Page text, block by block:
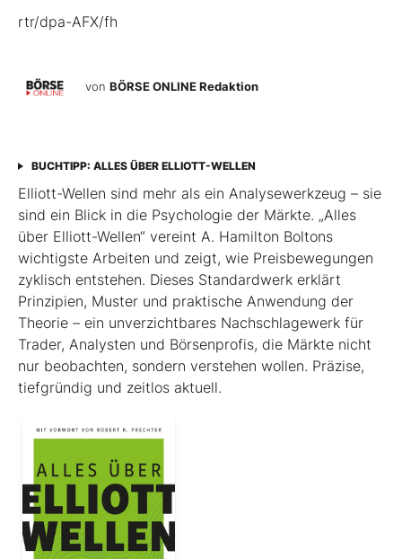
rtr/dpa-AFX/fh
von BÖRSE ONLINE Redaktion
BUCHTIPP: ALLES ÜBER ELLIOTT-WELLEN
Elliott-Wellen sind mehr als ein Analysewerkzeug – sie
sind ein Blick in die Psychologie der Märkte. „Alles
über Elliott-Wellen“ vereint A. Hamilton Boltons
wichtigste Arbeiten und zeigt, wie Preisbewegungen
zyklisch entstehen. Dieses Standardwerk erklärt
Prinzipien, Muster und praktische Anwendung der
Theorie – ein unverzichtbares Nachschlagewerk für
Trader, Analysten und Börsenprofis, die Märkte nicht
nur beobachten, sondern verstehen wollen. Präzise,
tiefgründig und zeitlos aktuell.